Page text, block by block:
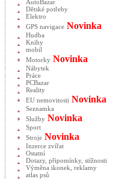
AutoBazar
Dětské potřeby
Elektro
GPS navigace Novinka
Hudba
Knihy
mobil
Motorky Novinka
Nábytek
Práce
PCBazar
Reality
EU nemovitosti Novinka
Seznamka
Služby Novinka
Sport
Stroje Novinka
Inzerce zvířat
Ostatní
Dotazy, připomínky, stížnosti
Výměna ikonek, reklamy
atlas psů